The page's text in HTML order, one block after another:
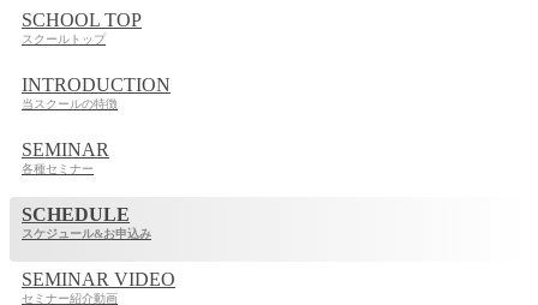
SCHOOL TOP
スクールトップ
INTRODUCTION
当スクールの特徴
SEMINAR
各種セミナー
SCHEDULE
スケジュール&お申込み
SEMINAR VIDEO
セミナー紹介動画